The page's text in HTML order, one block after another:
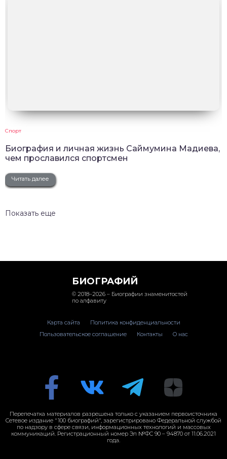
Спорт
Биография и личная жизнь Саймумина Мадиева,
чем прославился спортсмен
Читать далее
Показать еще
БИОГРАФИЙ
© 2018–2026 – Биографии знаменитостей
по алфавиту
Карта сайта
Политика конфиденциальности
Пользовательское соглашение
Контакты О нас
Перепечатка материалов разрешена только с указанием первоисточника
Сетевое издание "100 биографий", зарегистрировано Федеральной службой
по надзору в сфере связи, информационных технологий и массовых
коммуникаций. Регистрационный номер Эл №ФС 90 – 94870 от 11.06.2021
года.